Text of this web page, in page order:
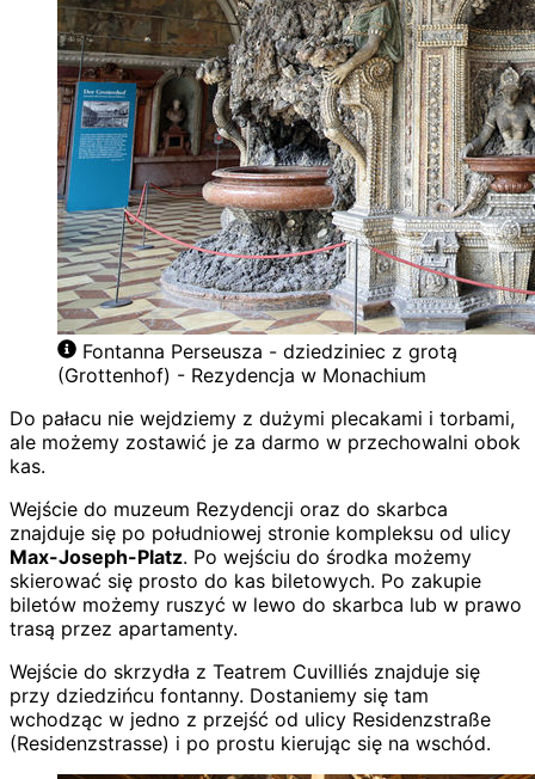
Fontanna Perseusza - dziedziniec z grotą
(Grottenhof) - Rezydencja w Monachium
Do pałacu nie wejdziemy z dużymi plecakami i torbami,
ale możemy zostawić je za darmo w przechowalni obok
kas.
Wejście do muzeum Rezydencji oraz do skarbca
znajduje się po południowej stronie kompleksu od ulicy
Max-Joseph-Platz. Po wejściu do środka możemy
skierować się prosto do kas biletowych. Po zakupie
biletów możemy ruszyć w lewo do skarbca lub w prawo
trasą przez apartamenty.
Wejście do skrzydła z Teatrem Cuvilliés znajduje się
przy dziedzińcu fontanny. Dostaniemy się tam
wchodząc w jedno z przejść od ulicy Residenzstraße
(Residenzstrasse) i po prostu kierując się na wschód.